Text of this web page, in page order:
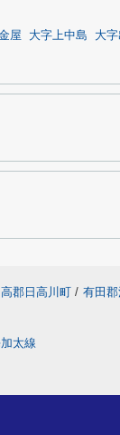
屋 大字上中島 大字
高郡日高川町 / 有田
太線